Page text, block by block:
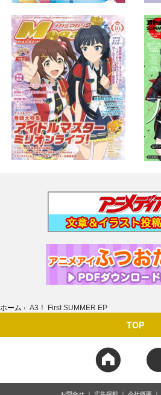
ホーム › A3！ First SUMMER EP
TOP